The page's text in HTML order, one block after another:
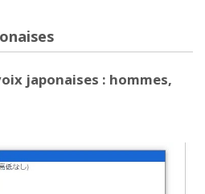
japonaises : hommes,